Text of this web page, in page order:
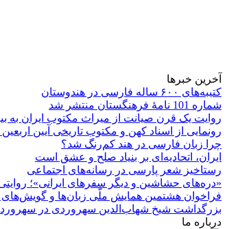
آخرین خبرها
کتیبه‌های ۶۰۰ ساله فارسی در هندوستان
شماره 101 نامۀ فرهنگستان منتشر شد
روایت یک قرن صیانت از میراث مکتوب ایران به
رونمایی از اسناد کهن و مکتوب تاریخی آیین
چرا زبان فارسی در هند کم‌رنگ شد؟
ایران، اتحادیه‌ای بر بنیاد صلح و عشق است
رستاخیز شعر پارسی در رسانه‌های اجتماعی
«دره‌های حشاشین و دیگر سفرهای ایرانی»؛ روایتی
فراخوان هشتمین همایش ملّی زبان‌ها و گویش‌های
بزرگداشت شیخ شهاب‌الدین سهروردی در سهرورد
درباره ما